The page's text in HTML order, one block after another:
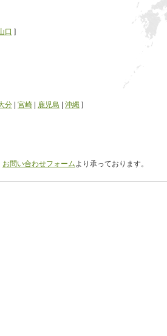
口 ]
分 宮崎 鹿児島 沖縄 ]
お問い合わせフォームより承っております。